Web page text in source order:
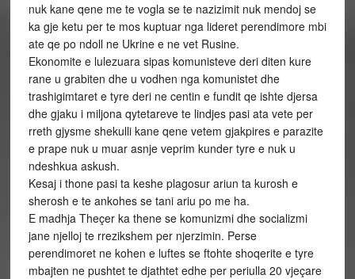
nuk kane qene me te vogla se te nazizimit nuk mendoj se
ka gje ketu per te mos kuptuar nga lideret perendimore mbi
ate qe po ndoll ne Ukrine e ne vet Rusine.
Ekonomite e lulezuara sipas komunisteve deri diten kure
rane u grabiten dhe u vodhen nga komunistet dhe
trashigimtaret e tyre deri ne centin e fundit qe ishte djersa
dhe gjaku i miljona qytetareve te lindjes pasi ata vete per
rreth gjysme shekulli kane qene vetem gjakpires e parazite
e prape nuk u muar asnje veprim kunder tyre e nuk u
ndeshkua askush.
Kesaj i thone pasi ta keshe plagosur ariun ta kurosh e
sherosh e te ankohes se tani ariu po me ha.
E madhja Theçer ka thene se komunizmi dhe socializmi
jane njelloj te rrezikshem per njerzimin. Perse
perendimoret ne kohen e luftes se ftohte shoqerite e tyre
mbajten ne pushtet te djathtet edhe per periulla 20 vjeçare